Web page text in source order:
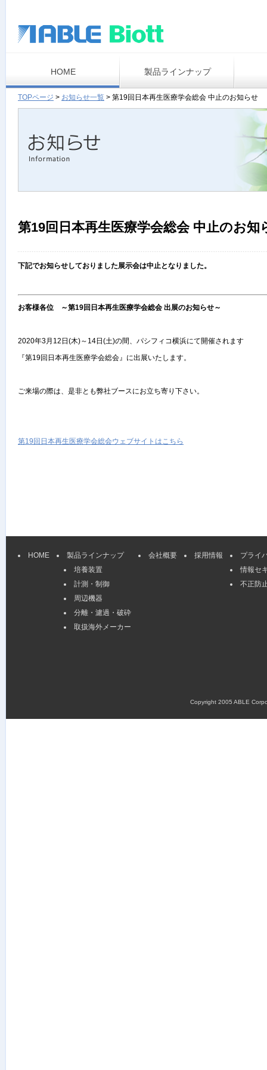
HOME 製品ラインナップ
TOPページ > お知らせ一覧 > 第19回日本再生医療学会総会 中止のお知らせ
第19回日本再生医療学会総会 中止のお知
下記でお知らせしておりました展示会は中止となりました。
お客様各位 ～第19回日本再生医療学会総会 出展のお知らせ～
2020年3月12日(木)～14日(土)の間、パシフィコ横浜にて開催されます
『第19回日本再生医療学会総会』に出展いたします。
ご来場の際は、是非とも弊社ブースにお立ち寄り下さい。
第19回日本再生医療学会総会ウェブサイトはこちら
HOME
製品ラインナップ
培養装置
計測・制御
周辺機器
分離・濾過・破砕
取扱海外メーカー
会社概要 採用情報
プライ
情報セ
不正防
Copyright 2005 ABLE